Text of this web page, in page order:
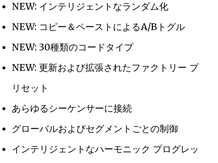
NEW: インテリジェントなランダム化
NEW: コピー＆ペーストによるA/Bトグル
NEW: 30種類のコードタイプ
NEW: 更新および拡張されたファクトリー プ
リセット
あらゆるシーケンサーに接続
グローバルおよびセグメントごとの制御
インテリジェントなハーモニック プログレッ